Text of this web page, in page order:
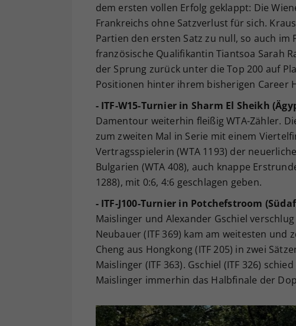
dem ersten vollen Erfolg geklappt: Die
Frankreichs ohne Satzverlust für sich.
Partien den ersten Satz zu null, so auch im
französische Qualifikantin Tiantsoa Sarah
der Sprung zurück unter die Top 200 auf
Positionen hinter ihrem bisherigen Career
- ITF-W15-Turnier in Sharm El Sheikh
Damentour weiterhin fleißig WTA-Zähler.
zum zweiten Mal in Serie mit einem
Vertragsspielerin (WTA 1193) der
Bulgarien (WTA 408), auch knappe
1288), mit 0:6, 4:6 geschlagen geben.
- ITF-J100-Turnier in Potchefstroom
Maislinger und Alexander Gschiel
Neubauer (ITF 369) kam am weitesten und
Cheng aus Hongkong (ITF 205) in zwei
Maislinger (ITF 363). Gschiel (ITF 326)
Maislinger immerhin das Halbfinale der